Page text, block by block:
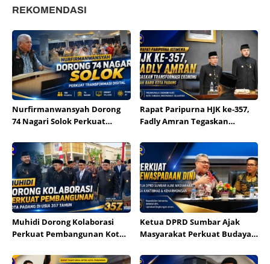
REKOMENDASI
Nurfirmanwansyah Dorong
74 Nagari Solok Perkuat
Rapat Paripurna HJK ke-357,
Fadly Amran Tegaskan
Arah Baru Kota Padang
Muhidi Dorong Kolaborasi
Perkuat Pembangunan Kota
Ketua DPRD Sumbar Ajak
Masyarakat Perkuat Budaya
Menjaga Kantibmas